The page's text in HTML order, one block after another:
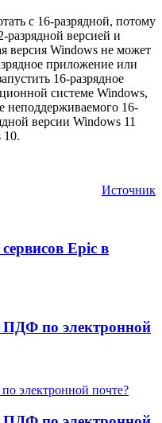
с 16-разрядной, потому
разрядной версией и
версия Windows не может
приложение или
16-разрядное
системе Windows,
неподдерживаемого 16-
версии Windows 11
10.
Источник
Epic в
ПДФ по электронной